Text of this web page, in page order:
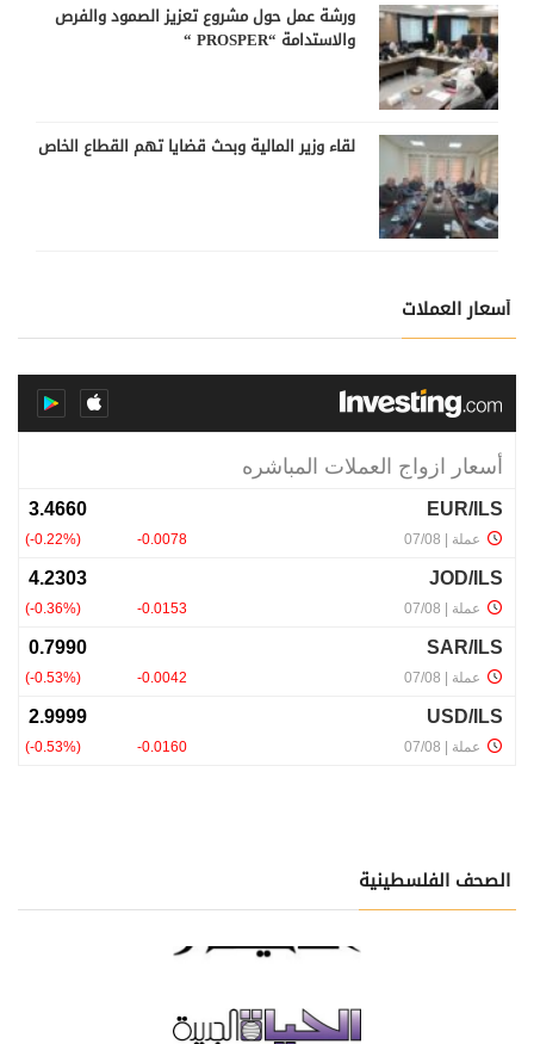
ورشة عمل حول مشروع تعزيز الصمود والفرص
والاستدامة “PROSPER “
لقاء وزير المالية وبحث قضايا تهم القطاع الخاص
أسعار العملات
الصحف الفلسطينية